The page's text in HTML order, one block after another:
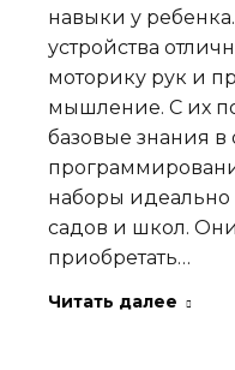
навыки у
устройства
моторику рук и
мышление. С их
базовые знания в
наборы идеально
садов и школ.
приобретать…
Читать далее